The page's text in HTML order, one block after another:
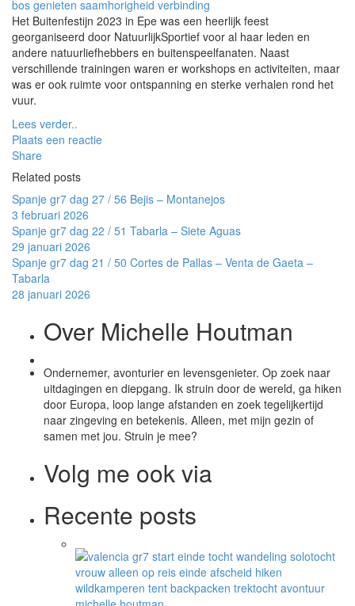
Het Buitenfestijn 2023 in Epe was een heerlijk feest
georganiseerd door NatuurlijkSportief voor al haar leden en
andere natuurliefhebbers en buitenspeelfanaten. Naast
verschillende trainingen waren er workshops en activiteiten, maar
was er ook ruimte voor ontspanning en sterke verhalen rond het
vuur.
Lees verder..
Plaats een reactie
Share
Related posts
Spanje gr7 dag 27 / 56 Bejis – Montanejos
3 februari 2026
Spanje gr7 dag 22 / 51 Tabarla – Siete Aguas
29 januari 2026
Spanje gr7 dag 21 / 50 Cortes de Pallas – Venta de Gaeta –
Tabarla
28 januari 2026
Over Michelle Houtman
Ondernemer, avonturier en levensgenieter. Op zoek naar
uitdagingen en diepgang. Ik struin door de wereld, ga hiken
door Europa, loop lange afstanden en zoek tegelijkertijd
naar zingeving en betekenis. Alleen, met mijn gezin of
samen met jou. Struin je mee?
Volg me ook via
Recente posts